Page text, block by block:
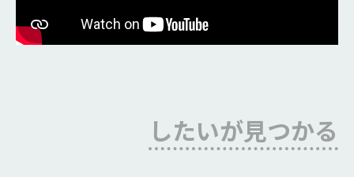
したいが見つかる